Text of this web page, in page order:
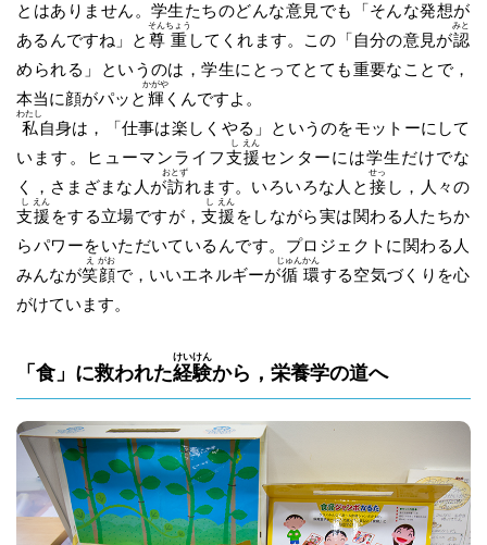
とはありません。学生たちのどんな意見でも「そんな発想が
あるんですね」と 尊
そん
重
ちょう
してくれます。この「自分の意見が認
みと
められる」というのは，学生にとってとても重要なことで，
本当に顔がパッと 輝
かがや
くんですよ。
私
わたし
自身は，「仕事は楽しくやる」というのをモットーにして
います。ヒューマンライフ支
し
援
えん
センターには学生だけでな
く，さまざまな人が訪
おとず
れます。いろいろな人と 接
せっ
し，人々の
支
し
援
えん
をする立場ですが，支
し
援
えん
をしながら実は関わる人たちか
らパワーをいただいているんです。プロジェクトに関わる人
みんなが笑
え
顔
がお
で，いいエネルギーが循
じゅん
環
かん
する空気づくりを心
がけています。
「食」に救われた経
けい
験
けん
から，栄養学の道へ